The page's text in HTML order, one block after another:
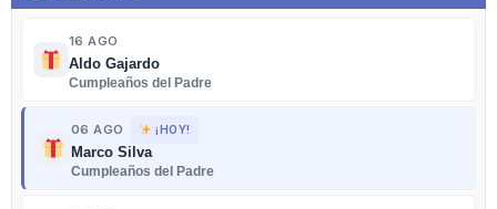
16 AGO
Aldo Gajardo
Cumpleaños del Padre
06 AGO ¡HOY!
Marco Silva
Cumpleaños del Padre